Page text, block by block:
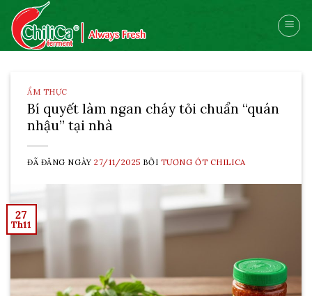
Skip
content
ẨM THỰC
Bí quyết làm ngan cháy tỏi chuẩn “quán
nhậu” tại nhà
ĐÃ ĐĂNG NGÀY27/11/2025 BỞI TƯƠNG ỚT CHILICA
27
Th11